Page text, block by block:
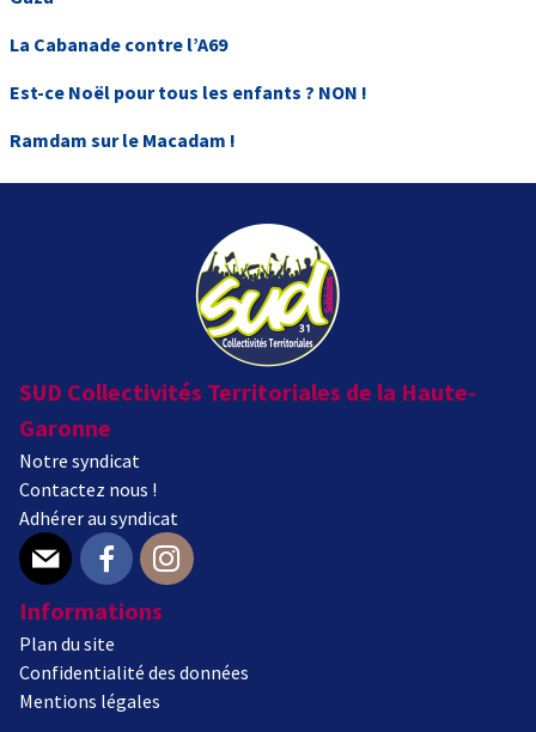
La Cabanade contre l’A69
Est-ce Noël pour tous les enfants ? NON !
Ramdam sur le Macadam !
SUD Collectivités Territoriales de la Haute-
Garonne
Notre syndicat
Contactez nous !
Adhérer au syndicat
E-mail Facebook
Informations
Plan du site
Confidentialité des données
Mentions légales